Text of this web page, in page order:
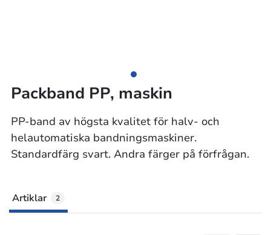
Packband PP, maskin
PP-band av högsta kvalitet för halv- och
helautomatiska bandningsmaskiner.
Standardfärg svart. Andra färger på förfrågan.
Artiklar 2